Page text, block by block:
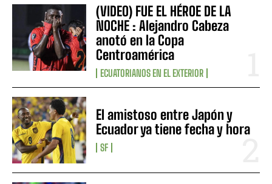
(VIDEO) FUE EL HÉROE DE LA
NOCHE : Alejandro Cabeza
anotó en la Copa
Centroamérica
ECUATORIANOS EN EL EXTERIOR
El amistoso entre Japón y
Ecuador ya tiene fecha y hora
SF